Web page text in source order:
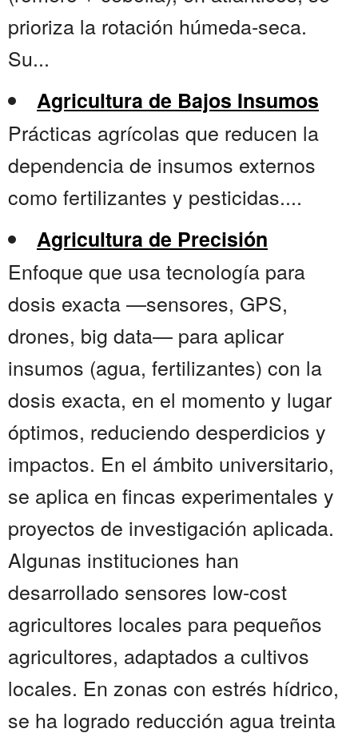
prioriza la rotación húmeda-seca.
Su...
Agricultura de Bajos Insumos
Prácticas agrícolas que reducen la
dependencia de insumos externos
como fertilizantes y pesticidas....
Agricultura de Precisión
Enfoque que usa tecnología para
dosis exacta —sensores, GPS,
drones, big data— para aplicar
insumos (agua, fertilizantes) con la
dosis exacta, en el momento y lugar
óptimos, reduciendo desperdicios y
impactos. En el ámbito universitario,
se aplica en fincas experimentales y
proyectos de investigación aplicada.
Algunas instituciones han
desarrollado sensores low-cost
agricultores locales para pequeños
agricultores, adaptados a cultivos
locales. En zonas con estrés hídrico,
se ha logrado reducción agua treinta